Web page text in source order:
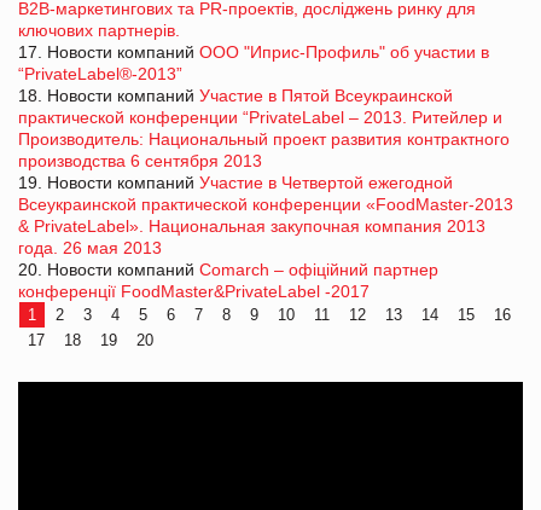
В2В-маркетингових та PR-проектів, досліджень ринку для
ключових партнерів.
17. Новости компаний ООО "Иприс-Профиль" об участии в
“PrivateLabel®-2013”
18. Новости компаний Участие в Пятой Всеукраинской
практической конференции “PrivateLabel – 2013. Ритейлер и
Производитель: Национальный проект развития контрактного
производства 6 сентября 2013
19. Новости компаний Участие в Четвертой ежегодной
Всеукраинской практической конференции «FoodMaster-2013
& PrivateLabel». Национальная закупочная компания 2013
года. 26 мая 2013
20. Новости компаний Comarch – офіційний партнер
конференції FoodMaster&PrivateLabel -2017
1 2 3 4 5 6 7 8 9 10 11 12 13 14 15
16
17
18 19 20